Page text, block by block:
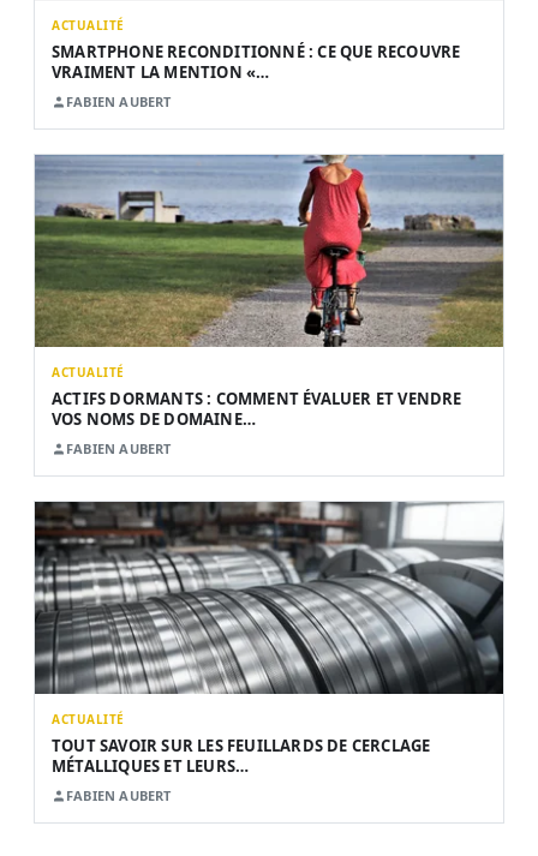
ACTUALITÉ
SMARTPHONE RECONDITIONNÉ : CE QUE RECOUVRE
VRAIMENT LA MENTION «…
FABIEN AUBERT
ACTUALITÉ
ACTIFS DORMANTS : COMMENT ÉVALUER ET VENDRE
VOS NOMS DE DOMAINE…
FABIEN AUBERT
ACTUALITÉ
TOUT SAVOIR SUR LES FEUILLARDS DE CERCLAGE
MÉTALLIQUES ET LEURS…
FABIEN AUBERT